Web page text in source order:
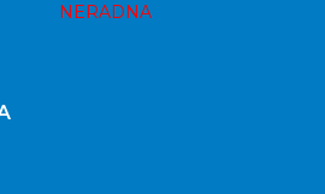
NERADNA